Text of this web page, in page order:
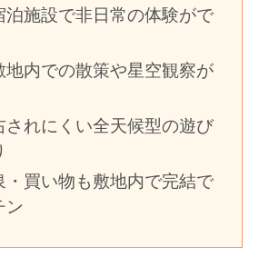
泊施設で非日常の体験がで
地内での散策や星空観察が
されにくい全天候型の遊び
・買い物も敷地内で完結で
ン